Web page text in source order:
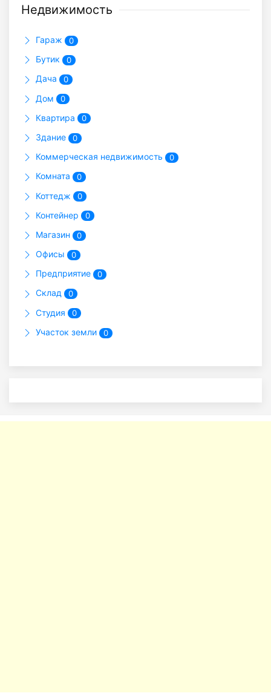
Недвижимость
Гараж 0
Бутик 0
Дача 0
Дом 0
Квартира 0
Здание 0
Коммерческая недвижимость 0
Комната 0
Коттедж 0
Контейнер 0
Магазин 0
Офисы 0
Предприятие 0
Склад 0
Студия 0
Участок земли 0